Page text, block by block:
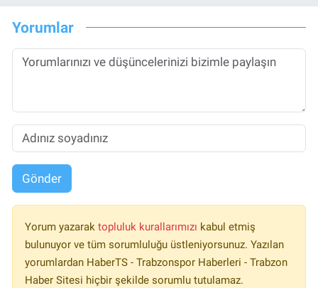
Yorumlar
Gönder
Yorum yazarak topluluk kurallarımızı kabul etmiş
bulunuyor ve tüm sorumluluğu üstleniyorsunuz. Yazılan
yorumlardan HaberTS - Trabzonspor Haberleri - Trabzon
Haber Sitesi hiçbir şekilde sorumlu tutulamaz.